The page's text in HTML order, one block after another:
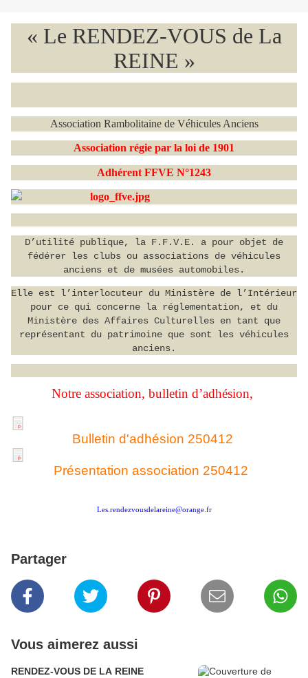
« Le RENDEZ-VOUS de La
REINE »
Association Rambolitaine de Véhicules Anciens
Association régie par la loi de 1901
Adhérent FFVE N°1243
D’utilité publique, la F.F.V.E. a pour objet de
fédérer les clubs ou associations de véhicules
anciens et de musées automobiles.
Elle est l’interlocuteur du Ministère de l’Intérieur
pour ce qui concerne la réglementation, et du
Ministère des Affaires Culturelles en tant que
représentant du patrimoine que sont les véhicules
anciens.
Notre association, bulletin d’adhésion,
Bulletin d'adhésion 250412
Présentation association 250412
Les.rendezvousdelareine@orange.fr
Partager
Vous aimerez aussi
RENDEZ-VOUS DE LA REINE